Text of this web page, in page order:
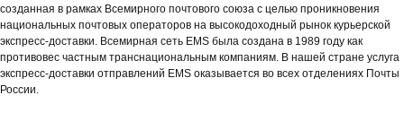
созданная в рамках Всемирного почтового союза с целью проникновения
национальных почтовых операторов на высокодоходный рынок курьерской
экспресс-доставки. Всемирная сеть EMS была создана в 1989 году как
противовес частным транснациональным компаниям. В нашей стране услуга
экспресс-доставки отправлений EMS оказывается во всех отделениях Почты
России.